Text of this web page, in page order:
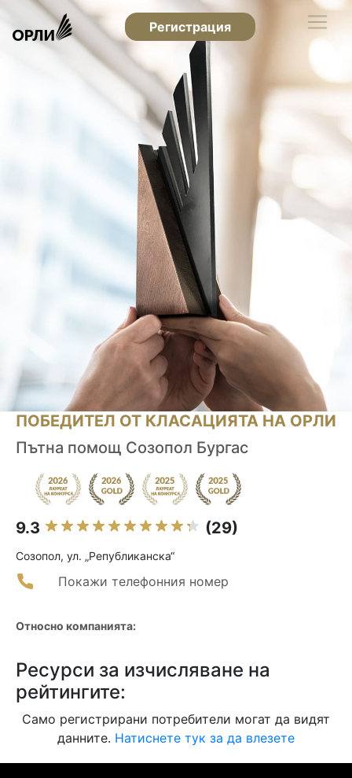
Регистрация
ПОБЕДИТЕЛ ОТ КЛАСАЦИЯТА НА ОРЛИ
Пътна помощ Созопол Бургас
9.3 (29)
Созопол, ул. „Републиканска“
Покажи телефонния номер
Относно компанията:
Ресурси за изчисляване на
рейтингите:
Само регистрирани потребители могат да видят
данните. Натиснете тук за да влезете